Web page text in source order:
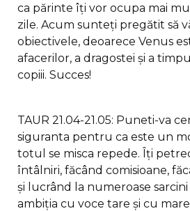
ca părinte îți vor ocupa mai
zile. Acum sunteți pregătit să
obiectivele, deoarece Venus
afacerilor, a dragostei și a
copiii. Succes!
TAUR 21.04-21.05: Puneti-va
siguranta pentru ca este un
totul se misca repede. Îți
întâlniri, făcând comisioane,
și lucrând la numeroase
ambiția cu voce tare și cu